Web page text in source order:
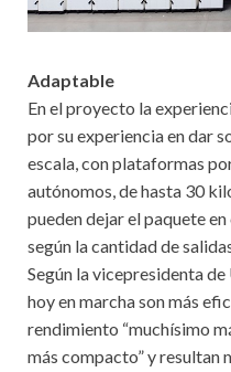
Adaptable
En el proyecto la
por su experiencia en dar
escala, con plataformas
autónomos, de hasta 30
pueden dejar el paquete
según la cantidad de
Según la vicepresidenta
hoy en marcha son más
rendimiento “muchísimo
más compacto” y resultan